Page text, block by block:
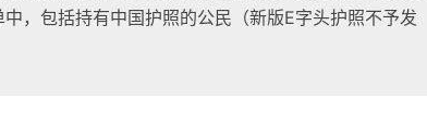
，包括持有中国护照的公民（新版E字头护照不予发